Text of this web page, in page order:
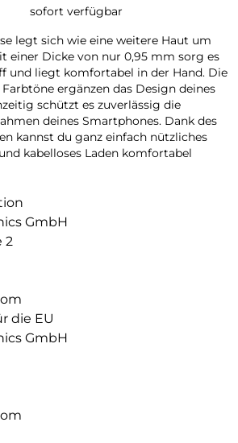
sofort verfügbar
legt sich wie eine weitere Haut um
einer Dicke von nur 0,95 mm sorg es
und liegt komfortabel in der Hand. Die
ergänzen das Design deines
schützt es zuverlässig die
deines Smartphones. Dank des
kannst du ganz einfach nützliches
kabelloses Laden komfortabel
GmbH
2
die EU
GmbH